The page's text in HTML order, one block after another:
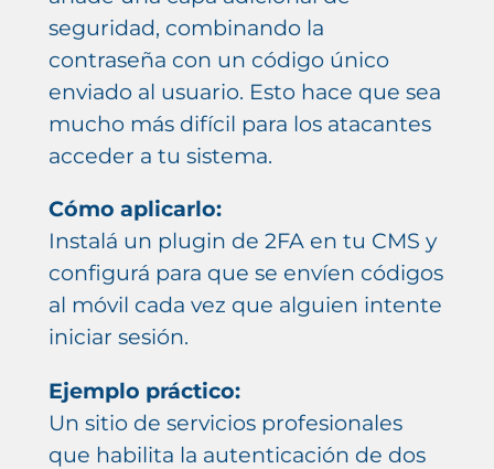
seguridad, combinando la
contraseña con un código único
enviado al usuario. Esto hace que sea
mucho más difícil para los atacantes
acceder a tu sistema.
Cómo aplicarlo:
Instalá un plugin de 2FA en tu CMS y
configurá para que se envíen códigos
al móvil cada vez que alguien intente
iniciar sesión.
Ejemplo práctico:
Un sitio de servicios profesionales
que habilita la autenticación de dos